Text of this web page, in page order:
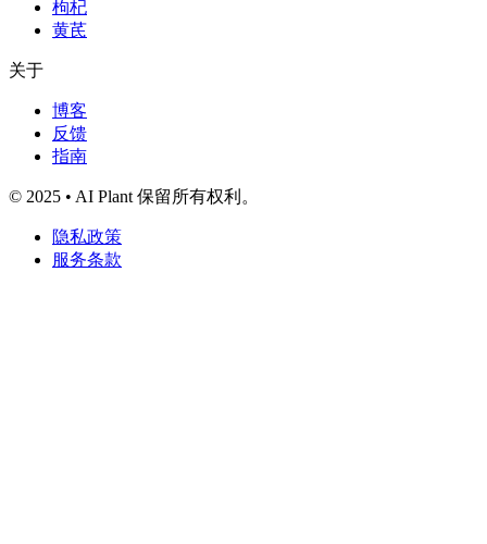
枸杞
黄芪
关于
博客
反馈
指南
© 2025 • AI Plant 保留所有权利。
隐私政策
服务条款